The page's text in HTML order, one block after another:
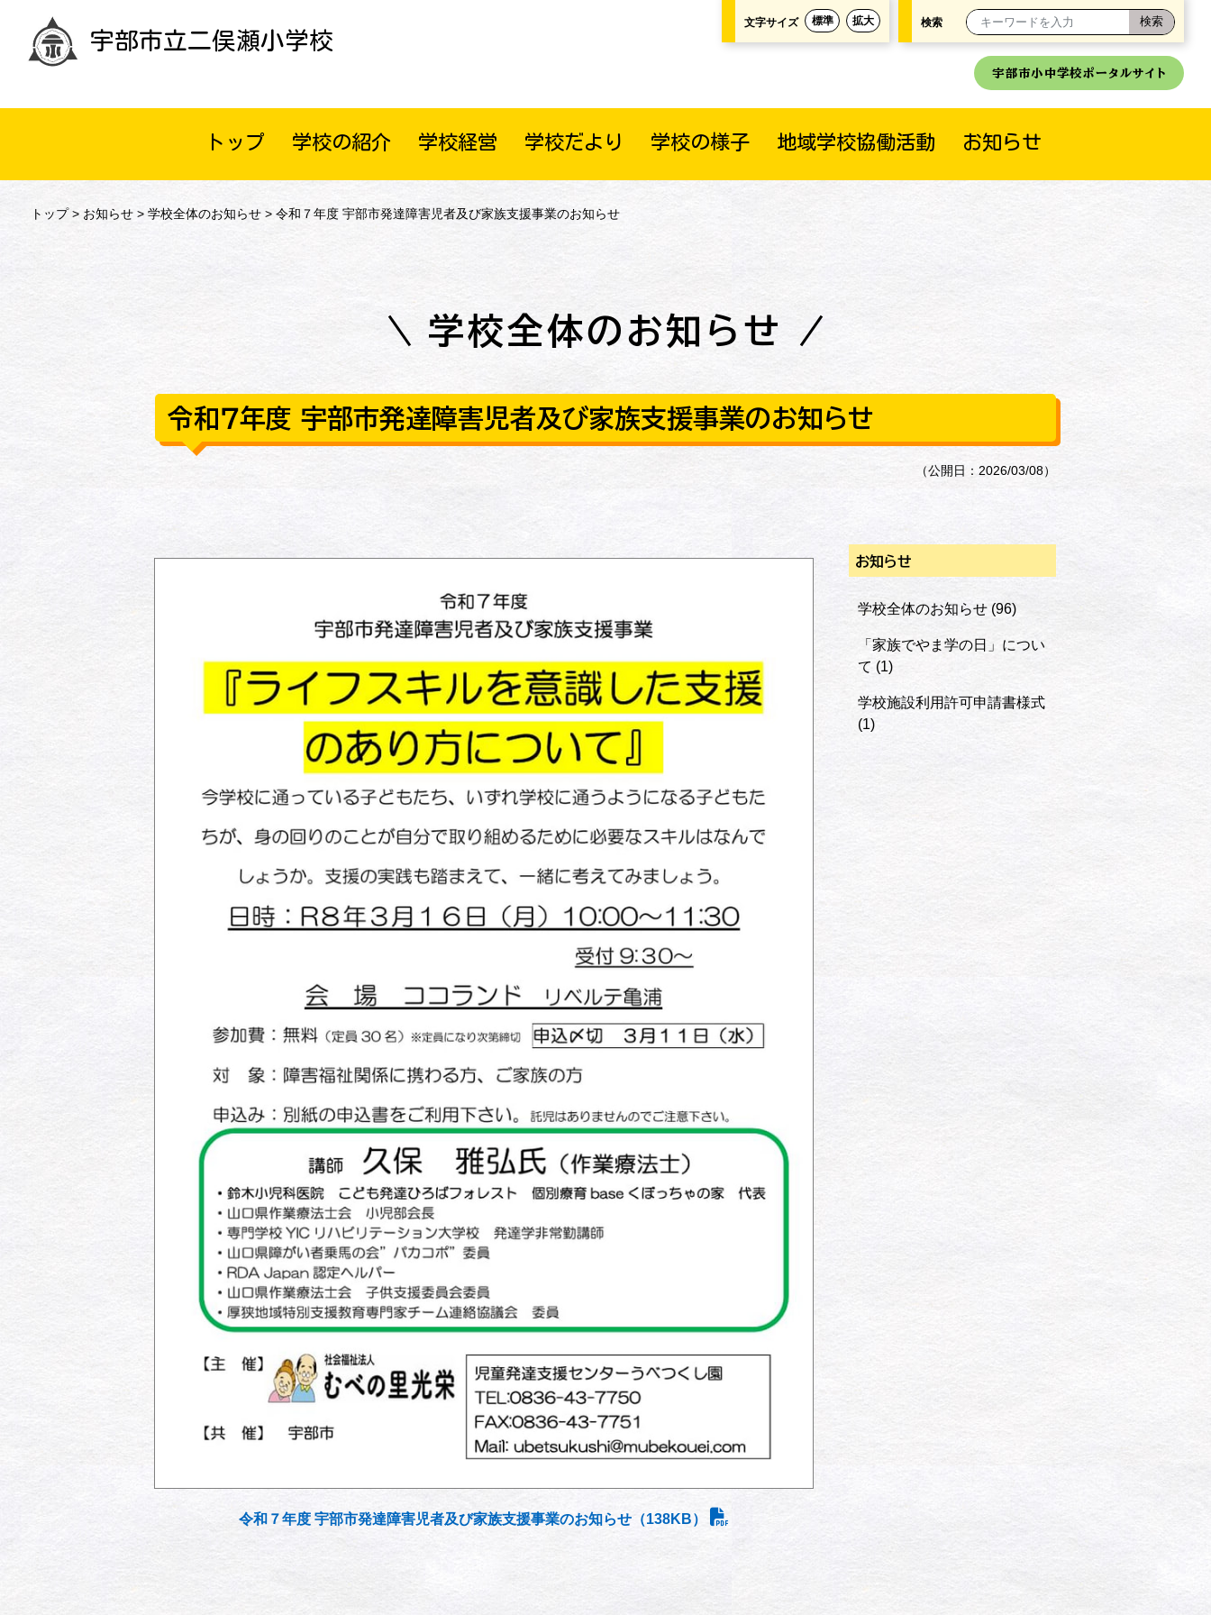
宇部市立二俣瀬小学校
文字サイズ 標準 拡大 検索
宇部市小中学校ポータルサイト
トップ 学校の紹介 学校経営 学校だより 学校の様子 地域学校協働活動 お知らせ
トップ> お知らせ> 学校全体のお知らせ> 令和７年度 宇部市発達障害児者及び家族支援事業のお知らせ
学校全体のお知らせ
令和７年度 宇部市発達障害児者及び家族支援事業のお知らせ
（公開日：2026/03/08）
令和７年度 宇部市発達障害児者及び家族支援事業のお知らせ（138KB）
お知らせ
学校全体のお知らせ (96)
「家族でやま学の日」につい
て (1)
学校施設利用許可申請書様式
(1)